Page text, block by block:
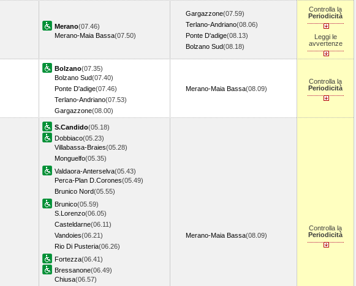
Merano(07.46)
Merano-Maia Bassa(07.50)
Gargazzone(07.59)
Terlano-Andriano(08.06)
Ponte D'adige(08.13)
Bolzano Sud(08.18)
Controlla la
Periodicità
Leggi le
avvertenze
Bolzano(07.35)
Bolzano Sud(07.40)
Ponte D'adige(07.46)
Terlano-Andriano(07.53)
Gargazzone(08.00)
Merano-Maia Bassa(08.09)
Controlla la
Periodicità
S.Candido(05.18)
Dobbiaco(05.23)
Villabassa-Braies(05.28)
Monguelfo(05.35)
Valdaora-Anterselva(05.43)
Perca-Plan D.Corones(05.49)
Brunico Nord(05.55)
Brunico(05.59)
S.Lorenzo(06.05)
Casteldarne(06.11)
Vandoies(06.21)
Rio Di Pusteria(06.26)
Fortezza(06.41)
Bressanone(06.49)
Chiusa(06.57)
Merano-Maia Bassa(08.09)
Controlla la
Periodicità